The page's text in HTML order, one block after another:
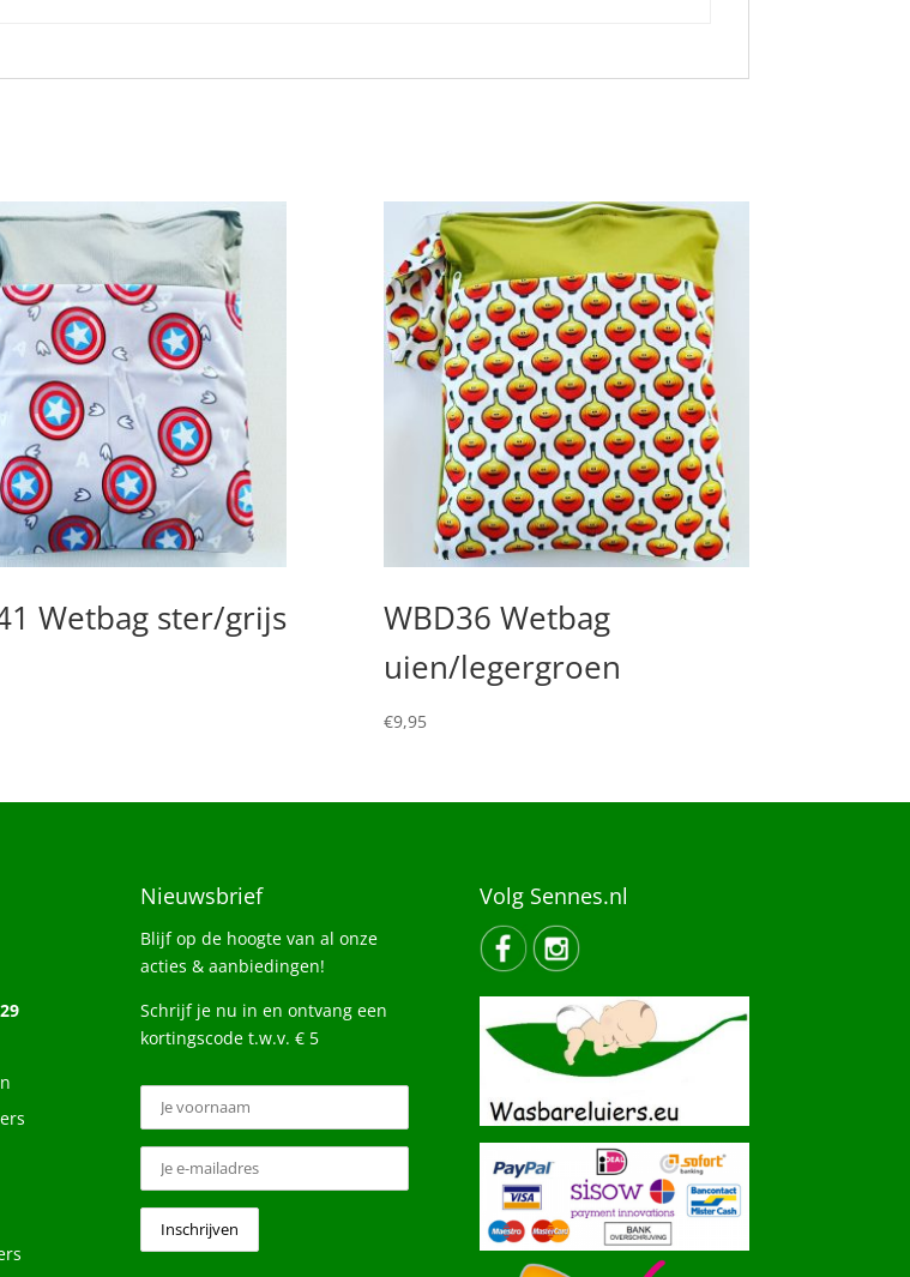
Wetbag ster/grijs
WBD36 Wetbag
uien/legergroen
€9,95
Nieuwsbrief
Blijf op de hoogte van al onze
acties & aanbiedingen!
Schrijf je nu in en ontvang een
kortingscode t.w.v. € 5
Volg Sennes.nl